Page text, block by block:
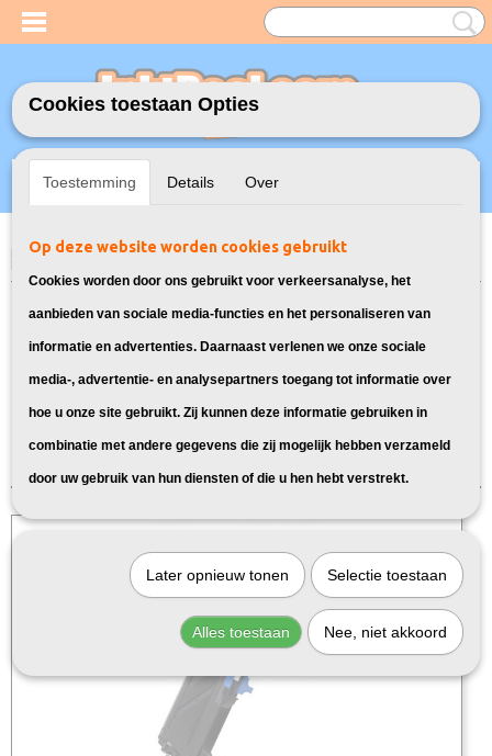
Inloggen Registreren
UW WINKELWAGEN
Home>Toners>TN-2120 Toner cartridge voor Brother
Toner cartridges geschikt voor
Brother DCP-7030:
Cookies toestaan Opties
Toestemming Details Over
Op deze website worden cookies gebruikt
Cookies worden door ons gebruikt voor verkeersanalyse, het
aanbieden van sociale media-functies en het personaliseren van
informatie en advertenties. Daarnaast verlenen we onze sociale
media-, advertentie- en analysepartners toegang tot informatie over
hoe u onze site gebruikt. Zij kunnen deze informatie gebruiken in
combinatie met andere gegevens die zij mogelijk hebben verzameld
door uw gebruik van hun diensten of die u hen hebt verstrekt.
Later opnieuw tonen Selectie toestaan
Alles toestaan Nee, niet akkoord